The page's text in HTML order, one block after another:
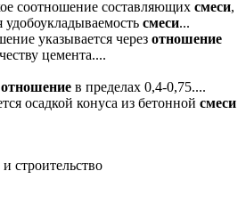
соотношение составляющих смеси,
смеси...
указывается через отношение
цемента....
отношение в пределах 0,4-0,75....
осадкой конуса из бетонной смеси
строительство